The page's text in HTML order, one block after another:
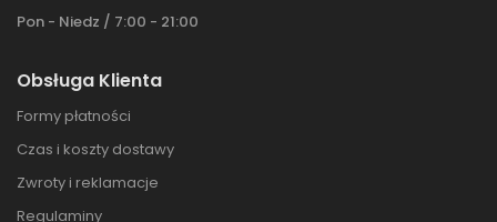
Pon - Niedz / 7:00 - 21:00
Obsługa Klienta
Formy płatności
Czas i koszty dostawy
Zwroty i reklamacje
Regulaminy